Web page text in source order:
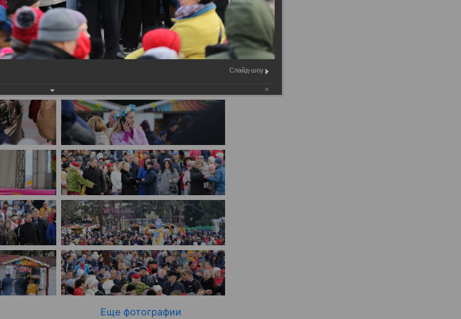
имуществе и обязательствах
имущественного характера
План работы и график сессий
Написать обращение
Просмотр своего обращения
Установленные формы
обращений
Порядок и время приема
Порядок обжалования
Обзоры обращений лиц
Законодательная карта
Порядок оказания бесплатной
юридической помощи
Муниципальное имущество
Муниципально-частное
Региональный государственный
Документы о выявлении
Еще фотографии
Слайд-шоу: